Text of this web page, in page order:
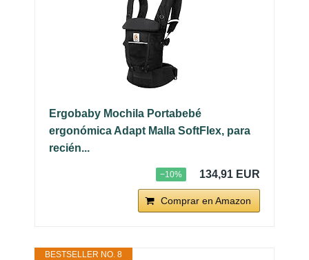
Ergobaby Mochila Portabebé
ergonómica Adapt Malla SoftFlex, para
recién...
−10% 134,91 EUR
Comprar en Amazon
BESTSELLER NO. 8